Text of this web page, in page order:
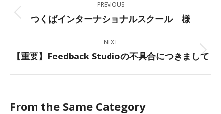
navigation
PREVIOUS
Previous
つくばインターナショナルスクール 様
NEXT
Next
【重要】Feedback Studioの不具合につきまして
From the Same Category